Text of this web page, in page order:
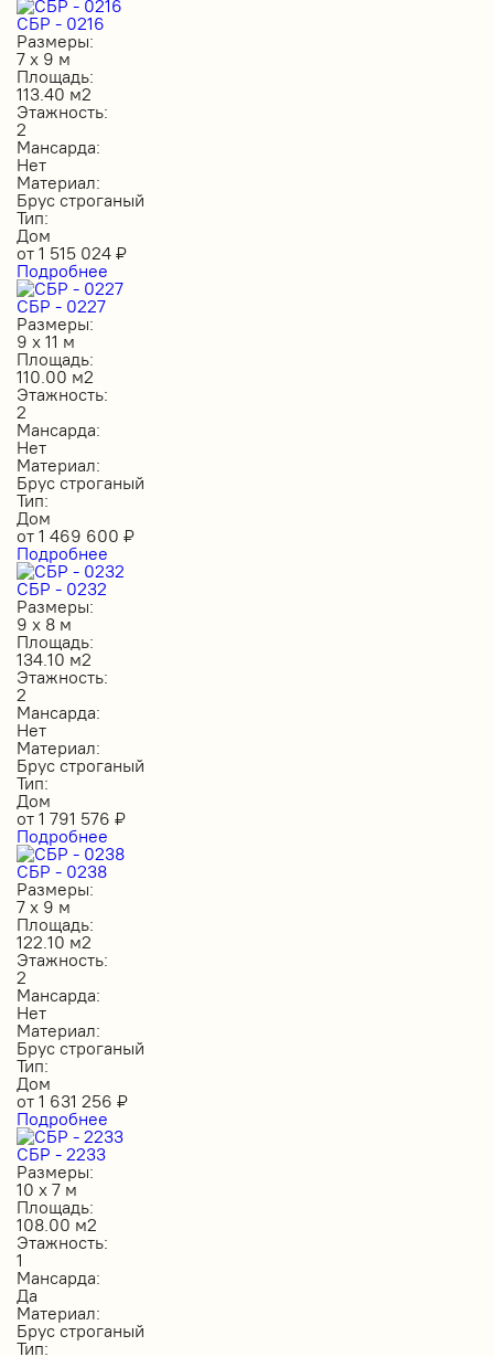
СБР - 0216
Размеры:
7 х 9 м
Площадь:
113.40 м2
Этажность:
2
Мансарда:
Нет
Материал:
Брус строганый
Тип:
Дом
от 1 515 024 ₽
Подробнее
СБР - 0227
Размеры:
9 х 11 м
Площадь:
110.00 м2
Этажность:
2
Мансарда:
Нет
Материал:
Брус строганый
Тип:
Дом
от 1 469 600 ₽
Подробнее
СБР - 0232
Размеры:
9 х 8 м
Площадь:
134.10 м2
Этажность:
2
Мансарда:
Нет
Материал:
Брус строганый
Тип:
Дом
от 1 791 576 ₽
Подробнее
СБР - 0238
Размеры:
7 х 9 м
Площадь:
122.10 м2
Этажность:
2
Мансарда:
Нет
Материал:
Брус строганый
Тип:
Дом
от 1 631 256 ₽
Подробнее
СБР - 2233
Размеры:
10 х 7 м
Площадь:
108.00 м2
Этажность:
1
Мансарда:
Да
Материал:
Брус строганый
Тип: